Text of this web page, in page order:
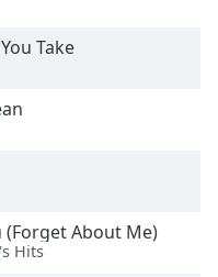
Take
(Forget About Me)
Hits